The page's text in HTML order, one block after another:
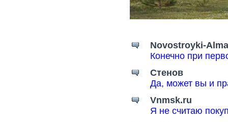
Novostroyki-
Конечно при
Стенов
Да, может вы и
Vnmsk.ru
Я не считаю